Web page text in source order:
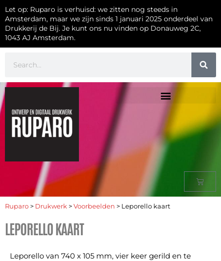
Let op: Ruparo is verhuisd: we zitten nog steeds in
Amsterdam, maar we zijn sinds 1 januari 2025 onderdeel van
Drukkerij de Bij. Je kunt ons nu vinden op Donauweg 2C,
1043 AJ Amsterdam.
Ruparo > Drukwerk > Voorbeelden > Leporello kaart
LEPORELLO KAART
Leporello van 740 x 105 mm, vier keer gerild en te